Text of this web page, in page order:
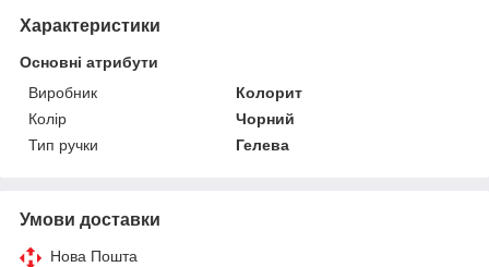
Характеристики
Основні атрибути
Виробник
Колорит
Колір
Чорний
Тип ручки
Гелева
Умови доставки
Нова Пошта